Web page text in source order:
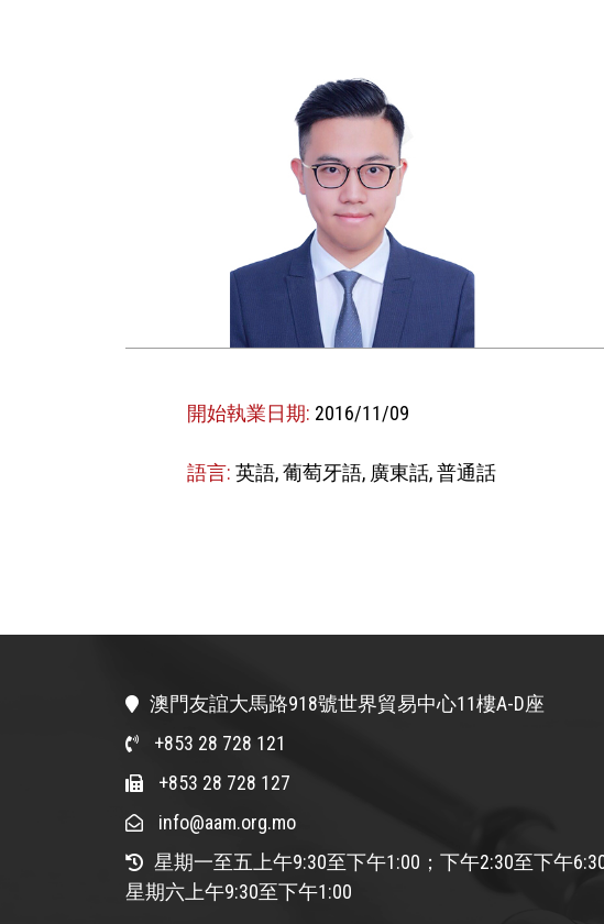
開始執業日期: 2016/11/09
語言: 英語, 葡萄牙語, 廣東話, 普通話
澳門友誼大馬路918號世界貿易中心11樓A-D座
+853 28 728 121
+853 28 728 127
info@aam.org.mo
星期一至五上午9:30至下午1:00；下午2:30至下午
星期六上午9:30至下午1:00